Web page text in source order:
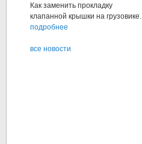
Как заменить прокладку
клапанной крышки на грузовике.
подробнее
все новости